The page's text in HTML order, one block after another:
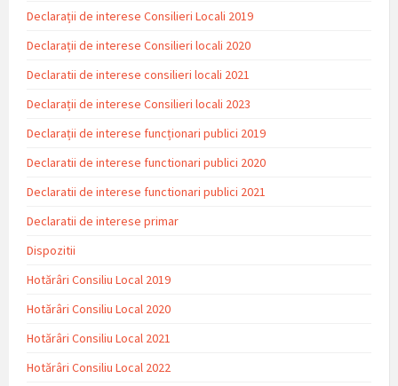
Declarații de interese Consilieri Locali 2019
Declarații de interese Consilieri locali 2020
Declaratii de interese consilieri locali 2021
Declarații de interese Consilieri locali 2023
Declarații de interese funcționari publici 2019
Declaratii de interese functionari publici 2020
Declaratii de interese functionari publici 2021
Declaratii de interese primar
Dispozitii
Hotărâri Consiliu Local 2019
Hotărâri Consiliu Local 2020
Hotărâri Consiliu Local 2021
Hotărâri Consiliu Local 2022